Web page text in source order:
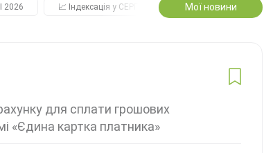
2026 📈 Індексація у СЕРПНІ 2️⃣0️⃣2️⃣7️⃣ Усі ключові
Мої новини
для сплати грошових
«Єдина картка платника»